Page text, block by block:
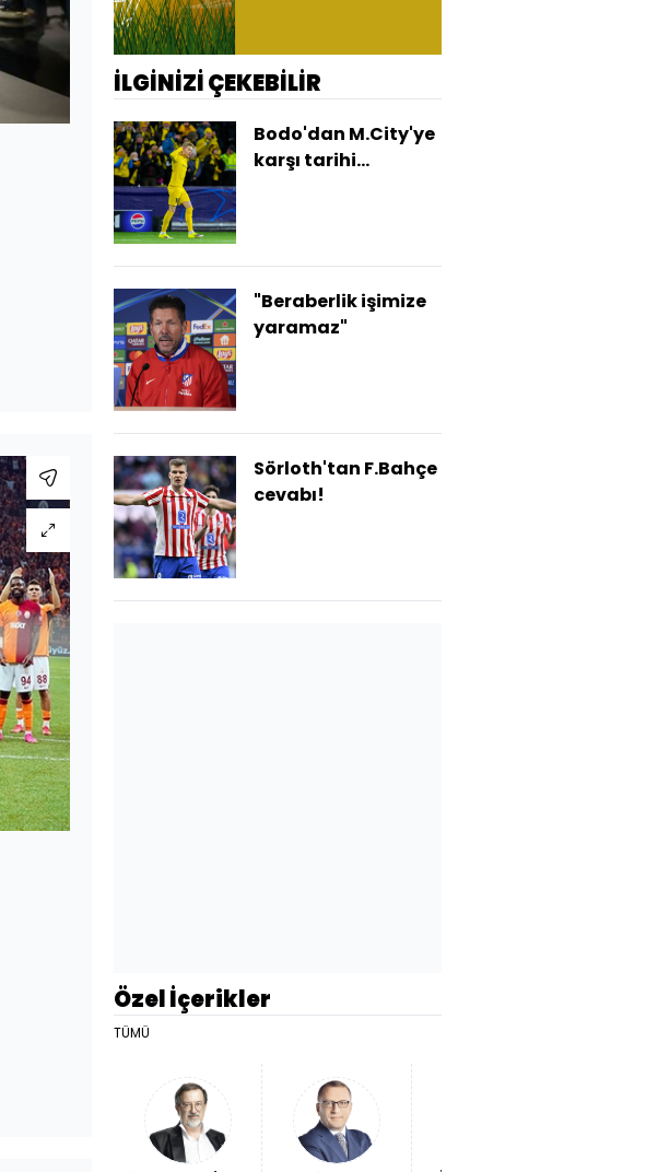
Özel İçerikler
TÜMÜ
İLGİNİZİ ÇEKEBİLİR
Bodo'dan M.City'ye
karşı tarihi
"Beraberlik işimize
yaramaz"
Sörloth'tan F.Bahçe
cevabı!